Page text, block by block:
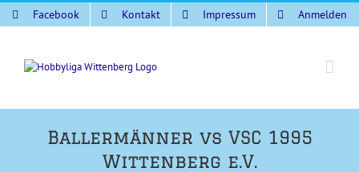
Zum
Inhalt
Facebook Kontakt Impressum Anmelden
Ballermänner vs VSC 1995
Wittenberg e.V.